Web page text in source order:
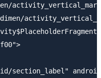
section_label"